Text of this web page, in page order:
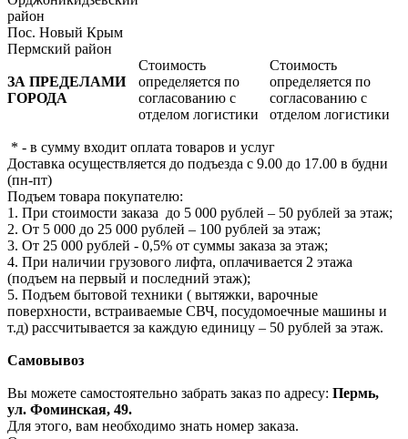
район
Пос. Новый Крым
Пермский район
ЗА ПРЕДЕЛАМИ
ГОРОДА
Стоимость
определяется по
согласованию с
отделом логистики
Стоимость
определяется по
согласованию с
отделом логистики
* - в сумму входит оплата товаров и услуг
Доставка осуществляется до подъезда с 9.00 до 17.00 в будни
(пн-пт)
Подъем товара покупателю:
1. При стоимости заказа до 5 000 рублей – 50 рублей за этаж;
2. От 5 000 до 25 000 рублей – 100 рублей за этаж;
3. От 25 000 рублей - 0,5% от суммы заказа за этаж;
4. При наличии грузового лифта, оплачивается 2 этажа
(подъем на первый и последний этаж);
5. Подъем бытовой техники ( вытяжки, варочные
поверхности, встраиваемые СВЧ, посудомоечные машины и
т.д) рассчитывается за каждую единицу – 50 рублей за этаж.
Самовывоз
Вы можете самостоятельно забрать заказ по адресу: Пермь,
ул. Фоминская, 49.
Для этого, вам необходимо знать номер заказа.